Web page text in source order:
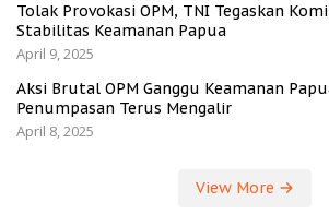
Tolak Provokasi OPM, TNI Tegaskan
Stabilitas Keamanan Papua
April 9, 2025
Aksi Brutal OPM Ganggu Keamanan
Penumpasan Terus Mengalir
April 8, 2025
View More